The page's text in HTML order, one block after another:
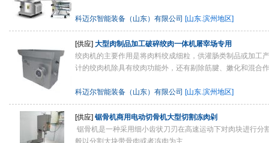
科迈尔智能装备（山东）有限公司 [山东.滨州地区]
[供应] 大型肉制品加工破碎绞肉一体机屠宰场专用
绞肉机的主要作用是将肉料绞成细粒，供灌肠类制品或加工
计的绞肉机除具有绞肉功能外，还有剔除筋腱、嫩化和混合
科迈尔智能装备（山东）有限公司 [山东.滨州地区]
[供应] 锯骨机商用电动切骨机大型切割冻肉剁
锯骨机是一种采用细小齿状刀刃在高速运动下对肉块进行分
般以分割大块带骨肉或者冻肉为主